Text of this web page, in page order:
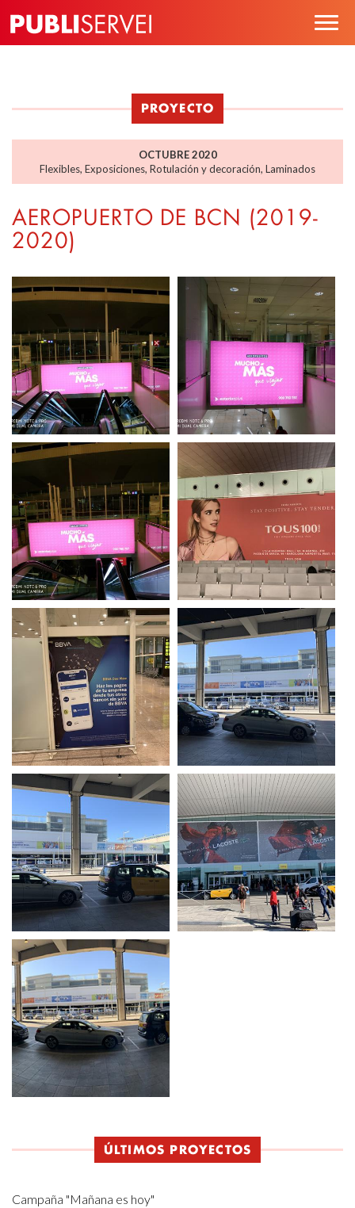
contenido
PROYECTO
OCTUBRE 2020
Flexibles, Exposiciones, Rotulación y decoración, Laminados
AEROPUERTO DE BCN (2019-
2020)
ÚLTIMOS PROYECTOS
Campaña "Mañana es hoy"